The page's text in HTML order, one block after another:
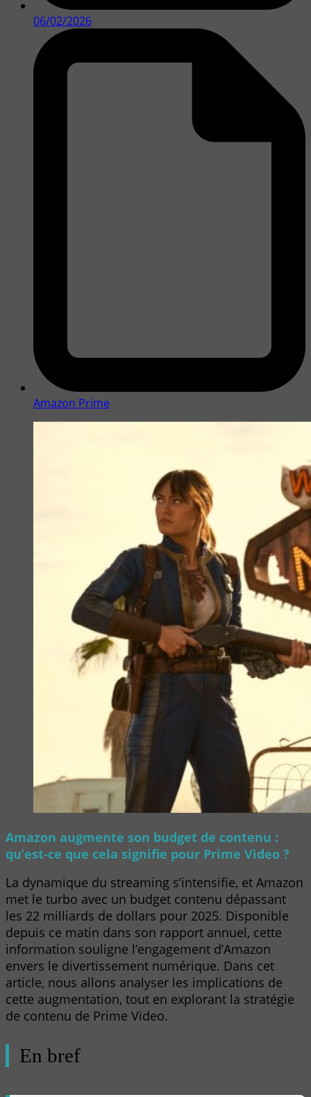
06/02/2026
Amazon Prime
Amazon augmente son budget de contenu :
qu’est-ce que cela signifie pour Prime Video ?
La dynamique du streaming s’intensifie, et Amazon
met le turbo avec un budget contenu dépassant
les 22 milliards de dollars pour 2025. Disponible
depuis ce matin dans son rapport annuel, cette
information souligne l’engagement d’Amazon
envers le divertissement numérique. Dans cet
article, nous allons analyser les implications de
cette augmentation, tout en explorant la stratégie
de contenu de Prime Video.
En bref